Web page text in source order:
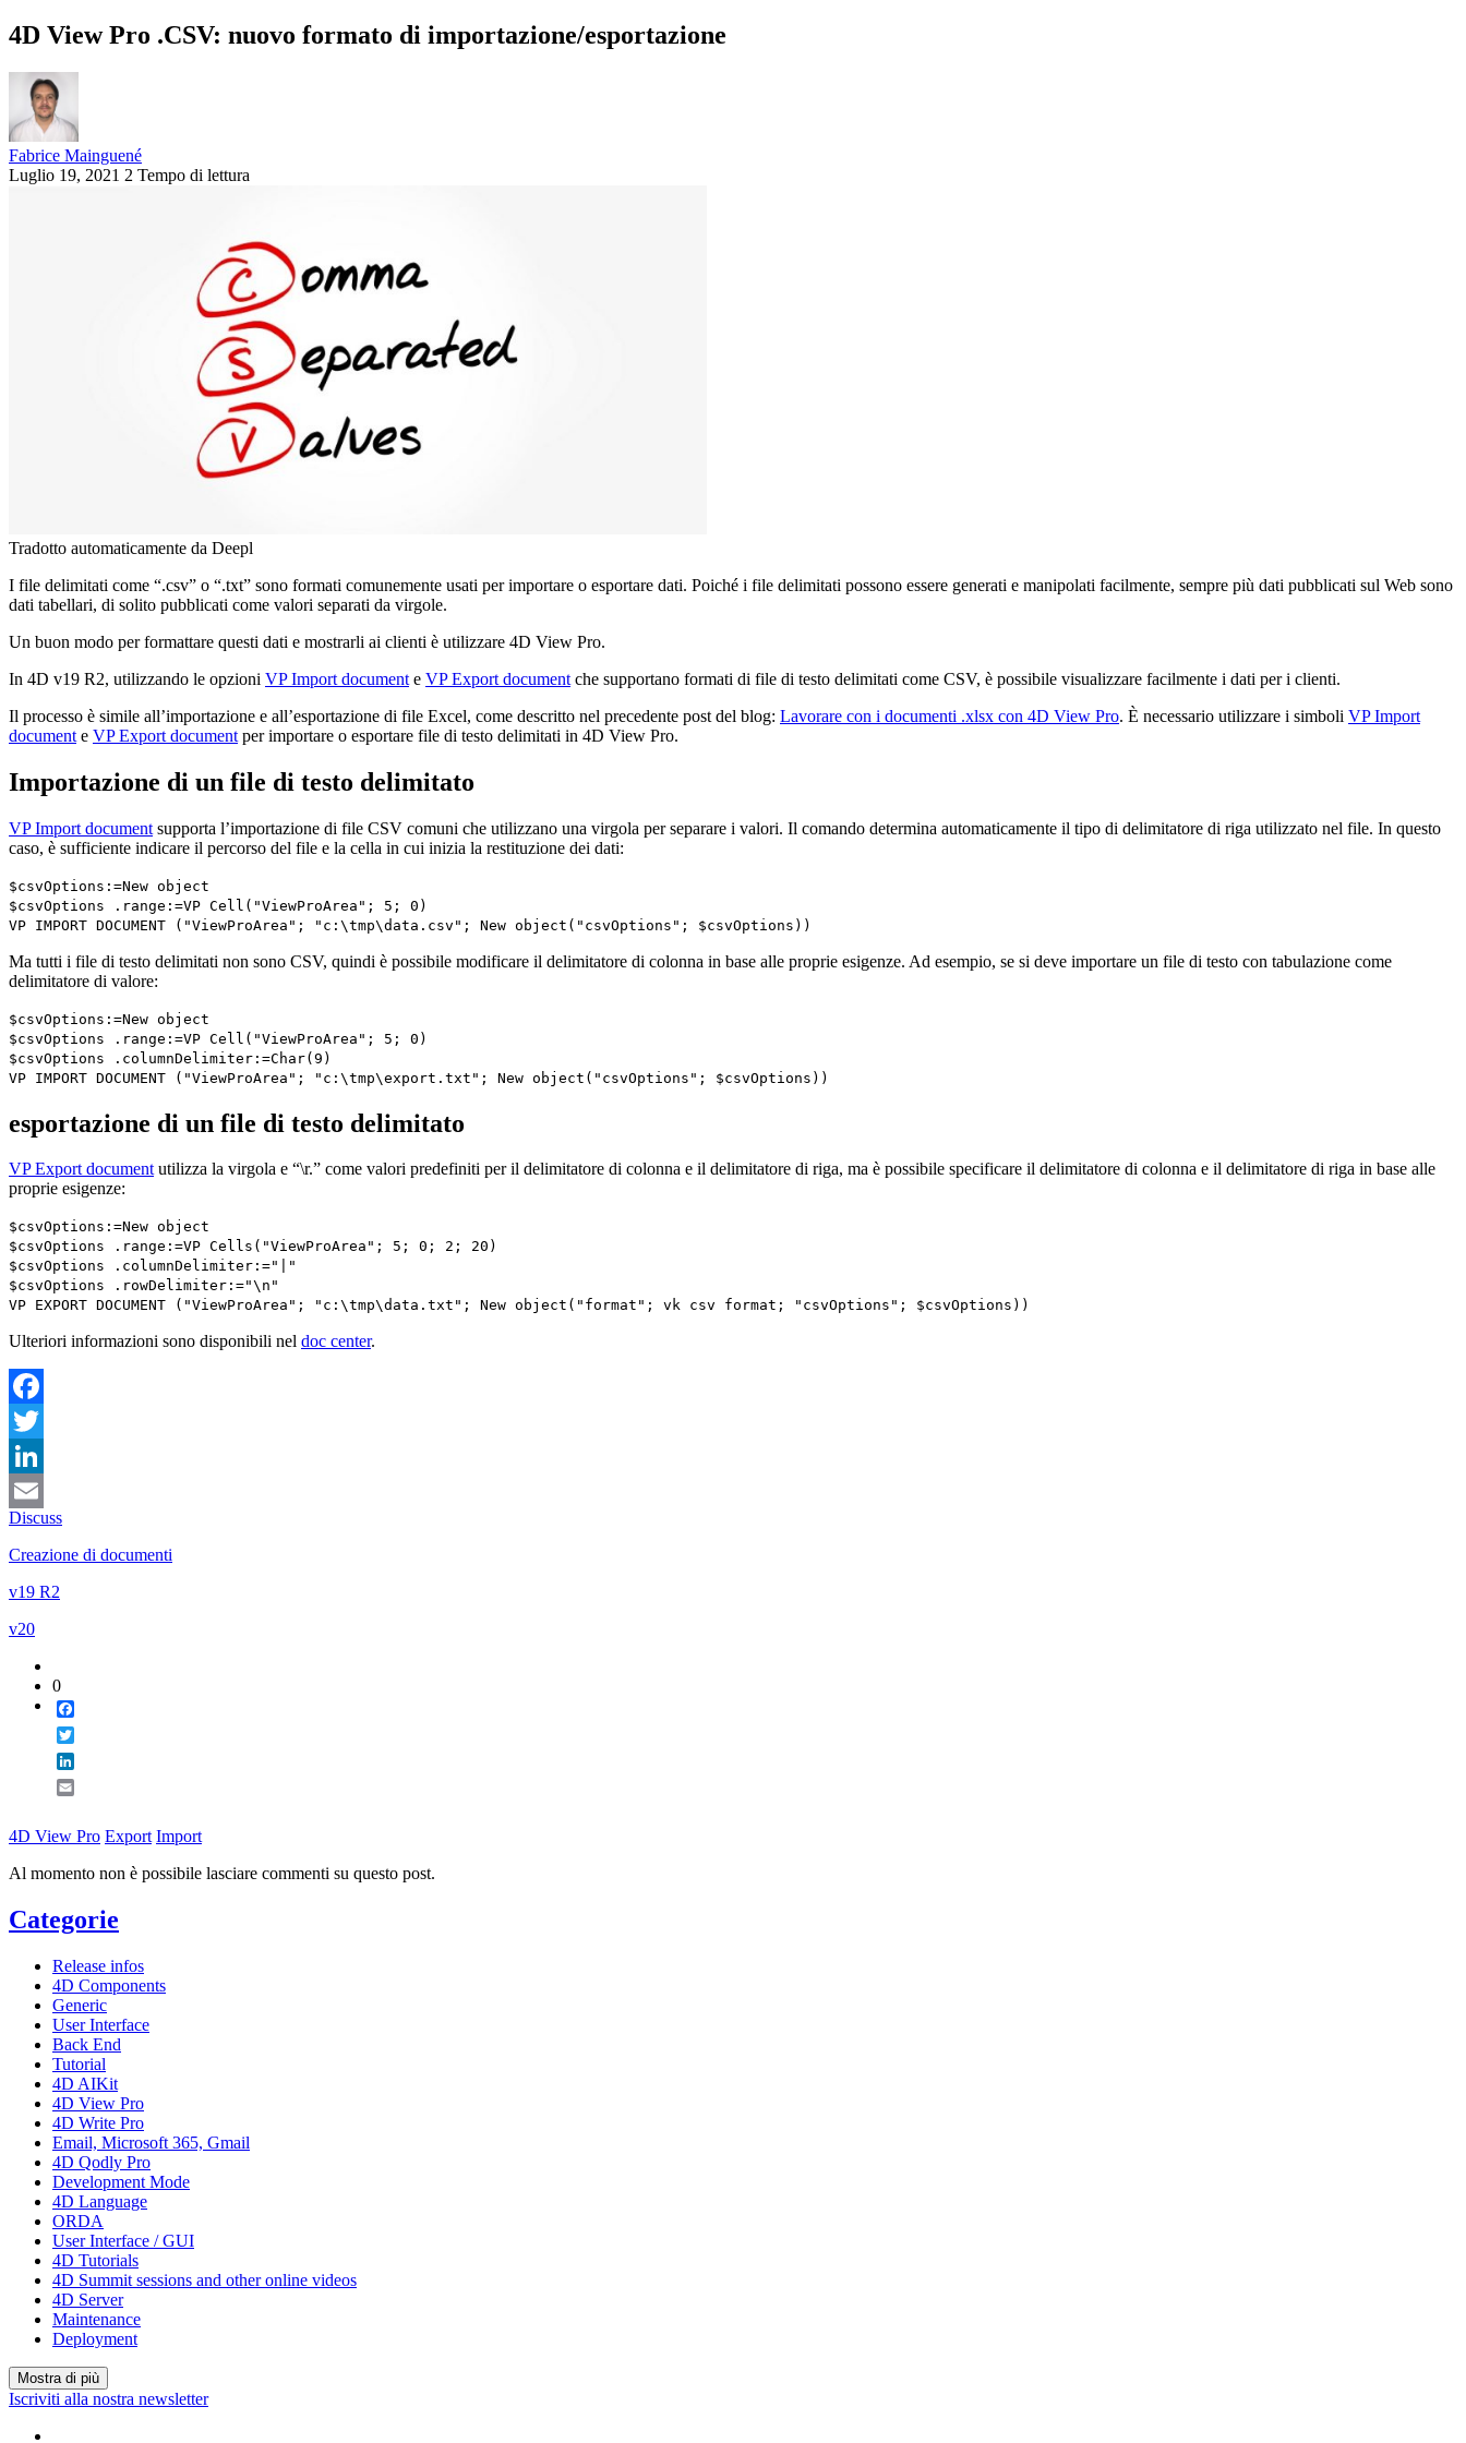
4D View Pro .CSV: nuovo formato di importazione/esportazione
Fabrice Mainguené
Luglio 19, 2021 2 Tempo di lettura
Tradotto automaticamente da Deepl
I file delimitati come “.csv” o “.txt” sono formati comunemente usati per importare o esportare dati. Poiché i file delimitati possono essere generati e manipolati facilmente, sempre più dati pubblicati sul Web sono
dati tabellari, di solito pubblicati come valori separati da virgole.
Un buon modo per formattare questi dati e mostrarli ai clienti è utilizzare 4D View Pro.
In 4D v19 R2, utilizzando le opzioni VP Import document e VP Export document che supportano formati di file di testo delimitati come CSV, è possibile visualizzare facilmente i dati per i clienti.
Il processo è simile all’importazione e all’esportazione di file Excel, come descritto nel precedente post del blog: Lavorare con i documenti .xlsx con 4D View Pro. È necessario utilizzare i simboli VP Import
document e VP Export document per importare o esportare file di testo delimitati in 4D View Pro.
Importazione di un file di testo delimitato
VP Import document supporta l’importazione di file CSV comuni che utilizzano una virgola per separare i valori. Il comando determina automaticamente il tipo di delimitatore di riga utilizzato nel file. In questo
caso, è sufficiente indicare il percorso del file e la cella in cui inizia la restituzione dei dati:
$csvOptions :=New object
$csvOptions . range :=VP Cell ("ViewProArea"; 5; 0)
VP IMPORT DOCUMENT ("ViewProArea"; "c:\tmp\data.csv"; New object ("csvOptions"; $csvOptions ))
Ma tutti i file di testo delimitati non sono CSV, quindi è possibile modificare il delimitatore di colonna in base alle proprie esigenze. Ad esempio, se si deve importare un file di testo con tabulazione come
delimitatore di valore:
$csvOptions :=New object
$csvOptions . range :=VP Cell ("ViewProArea"; 5; 0)
$csvOptions . columnDelimiter :=Char(9)
VP IMPORT DOCUMENT ("ViewProArea"; "c:\tmp\export.txt"; New object ("csvOptions"; $csvOptions ))
esportazione di un file di testo delimitato
VP Export documentutilizza la virgola e “\r.” come valori predefiniti per il delimitatore di colonna e il delimitatore di riga, ma è possibile specificare il delimitatore di colonna e il delimitatore di riga in base alle
proprie esigenze:
$csvOptions :=New object
$csvOptions . range :=VP Cells ("ViewProArea"; 5; 0; 2; 20)
$csvOptions . columnDelimiter :="|"
$csvOptions . rowDelimiter :="\n"
VP EXPORT DOCUMENT ("ViewProArea"; "c:\tmp\data.txt"; New object ("format"; vk csv format ; "csvOptions"; $csvOptions ))
Ulteriori informazioni sono disponibili nel doc center.
Facebook
Twitter
LinkedIn
Email
Discuss
Creazione di documenti
v19 R2
v20
0
4D View Pro Export Import
Al momento non è possibile lasciare commenti su questo post.
Categorie
Release infos
4D Components
Generic
User Interface
Back End
Tutorial
4D AIKit
4D View Pro
4D Write Pro
Email, Microsoft 365, Gmail
4D Qodly Pro
Development Mode
4D Language
ORDA
User Interface / GUI
4D Tutorials
4D Summit sessions and other online videos
4D Server
Maintenance
Deployment
Mostra di più
Iscriviti alla nostra newsletter